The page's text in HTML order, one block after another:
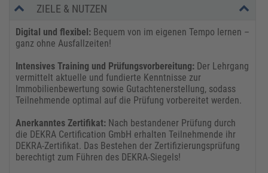
ZIELE & NUTZEN
Digital und flexibel: Bequem von im eigenen Tempo lernen –
ganz ohne Ausfallzeiten!
Intensives Training und Prüfungsvorbereitung: Der Lehrgang
vermittelt aktuelle und fundierte Kenntnisse zur
Immobilienbewertung sowie Gutachtenerstellung, sodass
Teilnehmende optimal auf die Prüfung vorbereitet werden.
Anerkanntes Zertifikat: Nach bestandener Prüfung durch
die DEKRA Certification GmbH erhalten Teilnehmende ihr
DEKRA-Zertifikat. Das Bestehen der Zertifizierungsprüfung
berechtigt zum Führen des DEKRA-Siegels!